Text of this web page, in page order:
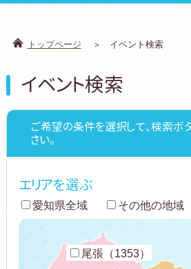
トップページ イベント検索
イベント検索
ご希望の条件を選択して、検索ボ
さい。
エリアを選ぶ
愛知県全域 その他の地域
尾張（1353）